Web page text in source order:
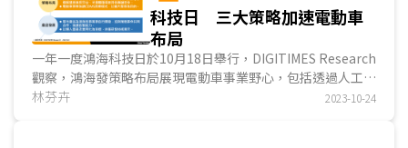
科技日 三大策略加速電動車
布局
一年一度鴻海科技日於10月18日舉行，DIGITIMES Research
觀察，鴻海發策略布局展現電動車事業野心，包括透過人工智
慧工廠(AI Factory)建立智慧電動車應用平台、半導...
林芬卉 2023-10-24